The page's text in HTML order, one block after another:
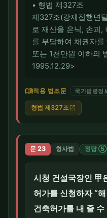
• 형법 제327조
제327조(강제집행면
로 재산을 은닉, 손괴,
를 부담하여 채권자
또는 1천만원 이하의
1995.12.29>
menu_book적용 법조문 국가법령정
형법 제327조 open_in_new
문 23 형사법 정답 ⑤
시청 건설국장인 甲
허가를 신청하자 “
건축허가를 내 줄